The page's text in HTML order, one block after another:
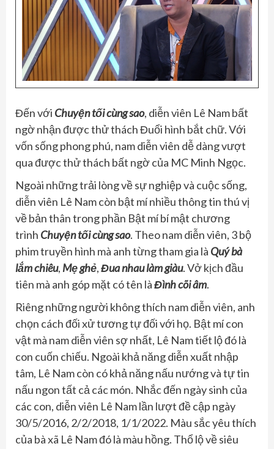
Đến với Chuyện tối cùng sao, diễn viên Lê Nam bất
ngờ nhận được thử thách Đuổi hình bắt chữ. Với
vốn sống phong phú, nam diễn viên dễ dàng vượt
qua được thử thách bất ngờ của MC Minh Ngọc.
Ngoài những trải lòng về sự nghiệp và cuộc sống,
diễn viên Lê Nam còn bật mí nhiều thông tin thú vị
về bản thân trong phần Bật mí bí mật chương
trình Chuyện tối cùng sao. Theo nam diễn viên, 3 bộ
phim truyền hình mà anh từng tham gia là Quý bà
lắm chiêu, Mẹ ghẻ,Đua nhau làm giàu. Vở kịch đầu
tiên mà anh góp mặt có tên làĐình cõi âm.
Riêng những người không thích nam diễn viên, anh
chọn cách đối xử tương tự đối với họ. Bật mí con
vật mà nam diễn viên sợ nhất, Lê Nam tiết lộ đó là
con cuốn chiếu. Ngoài khả năng diễn xuất nhập
tâm, Lê Nam còn có khả năng nấu nướng và tự tin
nấu ngon tất cả các món. Nhắc đến ngày sinh của
các con, diễn viên Lê Nam lần lượt đề cập ngày
30/5/2016, 2/2/2018, 1/1/2022. Màu sắc yêu thích
của bà xã Lê Nam đó là màu hồng. Thổ lộ về siêu